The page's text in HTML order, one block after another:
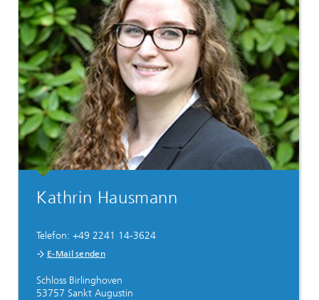
Kathrin Hausmann
Telefon: +49 2241 14-3624
E-Mail senden
Schloss Birlinghoven
53757 Sankt Augustin